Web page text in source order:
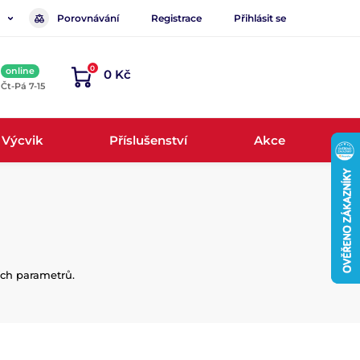
Porovnávání Registrace Přihlásit se
online
Pá 7-15
0 0 Kč
Výcvik Příslušenství Akce
parametrů.